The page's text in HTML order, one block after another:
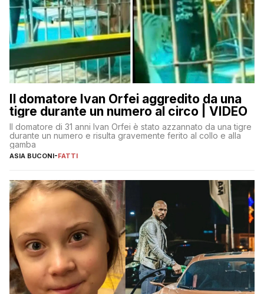
Il domatore Ivan Orfei aggredito da una
tigre durante un numero al circo | VIDEO
Il domatore di 31 anni Ivan Orfei è stato azzannato da una tigre
durante un numero e risulta gravemente ferito al collo e alla
gamba
ASIA BUCONI-FATTI